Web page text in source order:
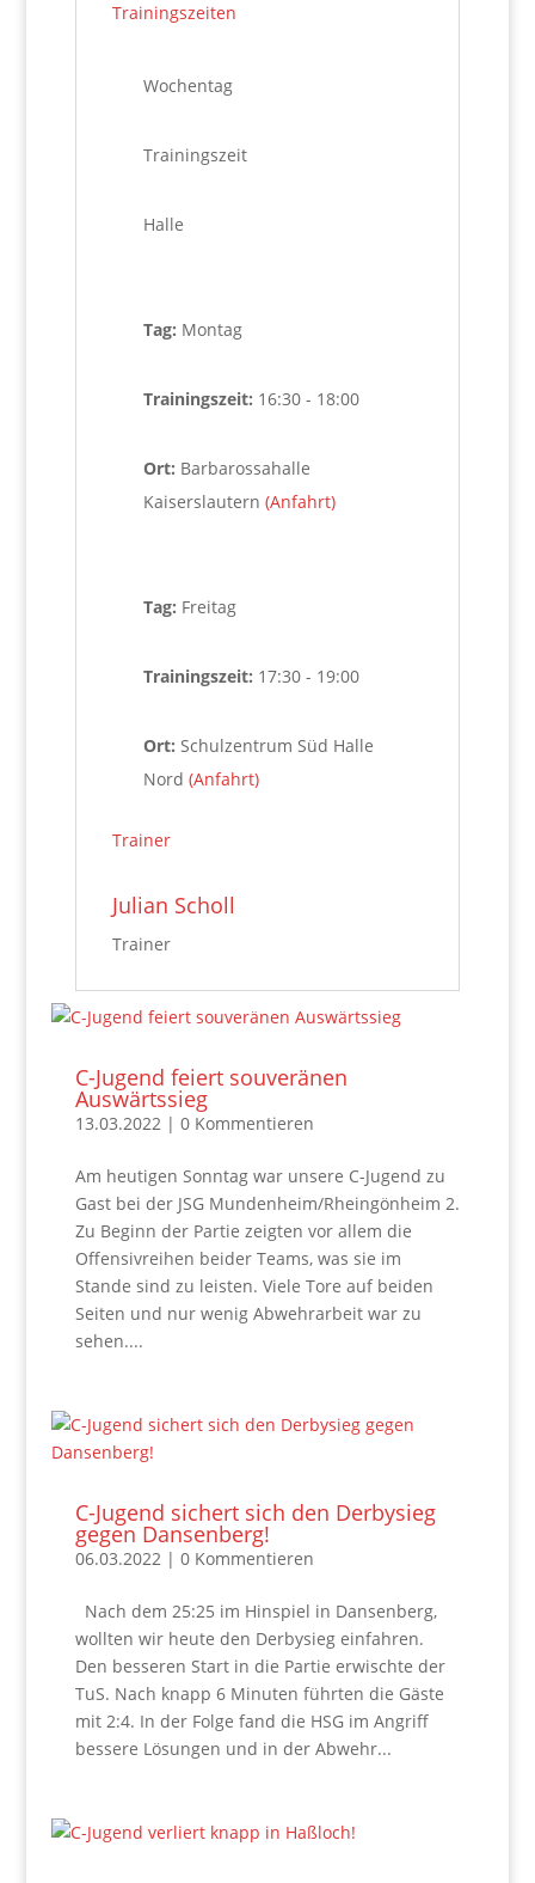
Trainingszeiten
Wochentag
Trainingszeit
Halle
Tag: Montag
Trainingszeit: 16:30 - 18:00
Ort: Barbarossahalle
Kaiserslautern (Anfahrt)
Tag: Freitag
Trainingszeit: 17:30 - 19:00
Ort: Schulzentrum Süd Halle
Nord (Anfahrt)
Trainer
Julian Scholl
Trainer
C-Jugend feiert souveränen
Auswärtssieg
13.03.2022| 0 Kommentieren
Am heutigen Sonntag war unsere C-Jugend zu
Gast bei der JSG Mundenheim/Rheingönheim 2.
Zu Beginn der Partie zeigten vor allem die
Offensivreihen beider Teams, was sie im
Stande sind zu leisten. Viele Tore auf beiden
Seiten und nur wenig Abwehrarbeit war zu
sehen....
C-Jugend sichert sich den Derbysieg
gegen Dansenberg!
06.03.2022| 0 Kommentieren
Nach dem 25:25 im Hinspiel in Dansenberg,
wollten wir heute den Derbysieg einfahren.
Den besseren Start in die Partie erwischte der
TuS. Nach knapp 6 Minuten führten die Gäste
mit 2:4. In der Folge fand die HSG im Angriff
bessere Lösungen und in der Abwehr...